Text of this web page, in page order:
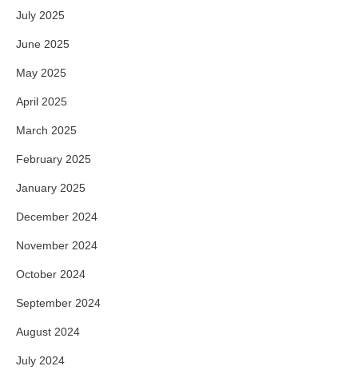
July 2025
June 2025
May 2025
April 2025
March 2025
February 2025
January 2025
December 2024
November 2024
October 2024
September 2024
August 2024
July 2024